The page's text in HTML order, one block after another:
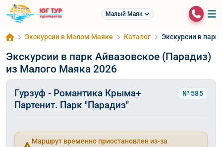
Малый Маяк
Экскурсии в Малом Маяке Каталог Экскурсии в
Экскурсии в парк Айвазовское (Парадиз)
из Малого Маяка 2026
Гурзуф - Романтика Крыма+
Партенит. Парк "Парадиз"
№ 585
Маршрут временно приостановлен из-за